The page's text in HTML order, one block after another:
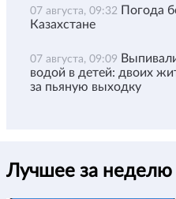
07 августа, 09:32 Погода
Казахстане
07 августа, 09:09
водой в детей: двоих
за пьяную выходку
Лучшее за неделю